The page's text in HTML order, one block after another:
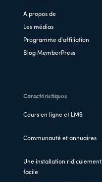
A propos de
Les médias
Programme d'affiliation
Blog MemberPress
Caractéristiques
Cours en ligne et LMS
Communauté et annuaires
Une installation ridiculement
facile